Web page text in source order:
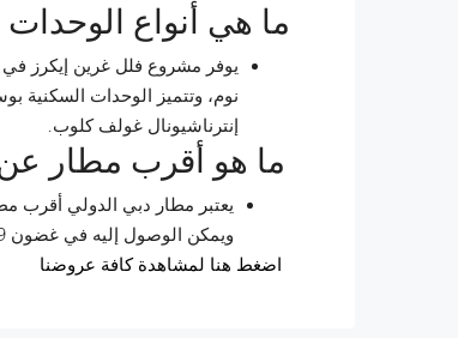
ما هي أنواع
يوفر مشروع فلل غرين إيكرز
نوم، وتتميز الوحدات السكنية
إنترناشيونال غولف كلوب.
ما هو أقرب مطار
ويمكن الوصول إليه في غضون 29 دقيقة بالسيارة عبر شارع الشيخ محمد بن زايد وشارع الإمارات.
اضغط هنا لمشاهدة كافة عروضنا